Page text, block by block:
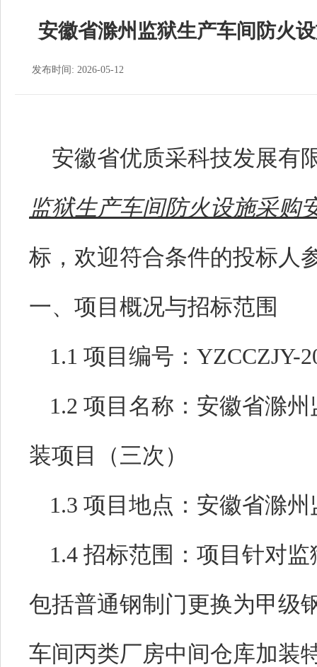
安徽省滁州监狱生产车间防火
发布时间: 2026-05-12
安徽省优质采科技发展有
监狱生产车间防火设施采购
标，欢迎符合条件的投标人
一、项目概况与招标范围
1.1 项目编号：YZCCZJY-
1.2 项目名称：安徽省滁
装项目（三次）
1.3 项目地点：安徽省滁
1.4 招标范围：项目针对
包括普通钢制门更换为甲级
车间丙类厂房中间仓库加装